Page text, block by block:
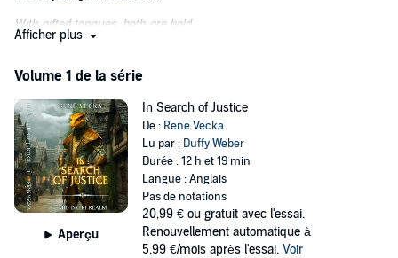
With gifted tongues, both are bold.
One blood kneels, the other pays.
Both can speak with their mind.
Both shall seek, both shall find.
In this twisted Norse Mythos tale, young Vidarr Allefar begins his
quest in service to the God of Justice. The d'oglemann turned martial
arts Warrior for Tyrrell must venture through the perilous wilds and
overcome the bigotry of humans to capture a murderer who is said
to be aided by magic.
Afficher plus
Volume 1 de la série
Aperçu
In Search of Justice
De : Rene Vecka
Lu par : Duffy Weber
Durée : 12 h et 19 min
Langue : Anglais
Pas de notations
20,99 € ou gratuit avec l'essai.
Renouvellement automatique à
5,99 €/mois après l'essai. Voir